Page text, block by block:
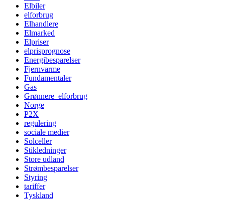
Elbiler
elforbrug
Elhandlere
Elmarked
Elpriser
elprisprognose
Energibesparelser
Fjernvarme
Fundamentaler
Gas
Grønnere_elforbrug
Norge
P2X
regulering
sociale medier
Solceller
Stikledninger
Store udland
Strømbesparelser
Styring
tariffer
Tyskland